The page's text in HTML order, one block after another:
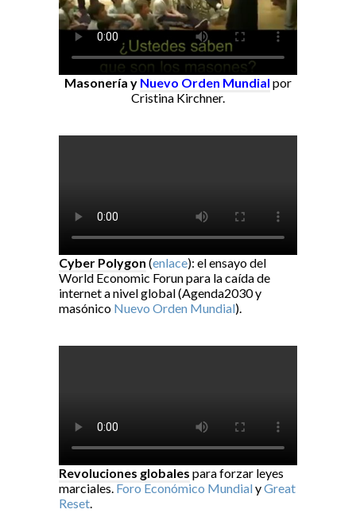
Masonería y Nuevo Orden Mundial por
Cristina Kirchner.
Cyber Polygon (enlace): el ensayo del
World Economic Forun para la caída de
internet a nivel global (Agenda2030 y
masónico Nuevo Orden Mundial).
Revoluciones globales para forzar leyes
marciales. Foro Económico MundialyGreat
Reset.